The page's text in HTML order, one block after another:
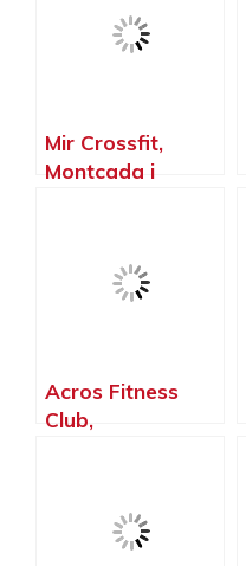
Mir Crossfit,
Montcada i
Acros Fitness
Club,